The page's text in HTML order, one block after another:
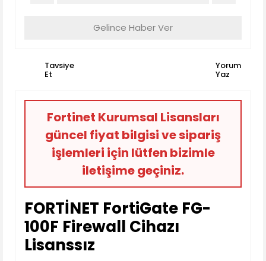
Gelince Haber Ver
Tavsiye
Et
Yorum
Yaz
Fortinet Kurumsal Lisansları
güncel fiyat bilgisi ve sipariş
işlemleri için lütfen bizimle
iletişime geçiniz.
FORTİNET FortiGate FG-
100F Firewall Cihazı
Lisanssız